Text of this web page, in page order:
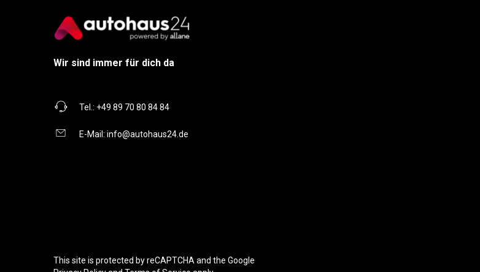
Wir sind immer für dich da
Tel.: +49 89 70 80 84 84
E-Mail: info@autohaus24.de
This site is protected by reCAPTCHA and the Google